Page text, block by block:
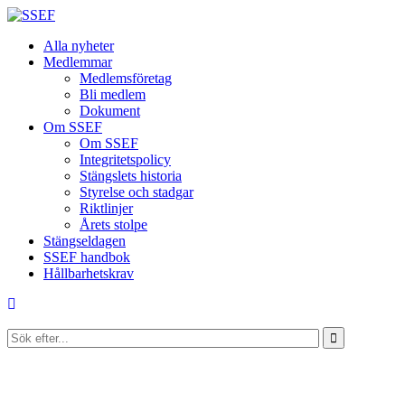
Alla nyheter
Medlemmar
Medlemsföretag
Bli medlem
Dokument
Om SSEF
Om SSEF
Integritetspolicy
Stängslets historia
Styrelse och stadgar
Riktlinjer
Årets stolpe
Stängseldagen
SSEF handbok
Hållbarhetskrav
Search
for...